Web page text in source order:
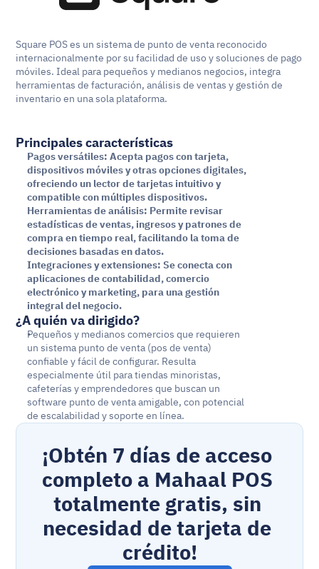
Square POS es un sistema de punto de venta reconocido
internacionalmente por su facilidad de uso y soluciones de pago
móviles. Ideal para pequeños y medianos negocios, integra
herramientas de facturación, análisis de ventas y gestión de
inventario en una sola plataforma.
Principales características
Pagos versátiles: Acepta pagos con tarjeta,
dispositivos móviles y otras opciones digitales,
ofreciendo un lector de tarjetas intuitivo y
compatible con múltiples dispositivos.
Herramientas de análisis: Permite revisar
estadísticas de ventas, ingresos y patrones de
compra en tiempo real, facilitando la toma de
decisiones basadas en datos.
Integraciones y extensiones: Se conecta con
aplicaciones de contabilidad, comercio
electrónico y marketing, para una gestión
integral del negocio.
¿A quién va dirigido?
Pequeños y medianos comercios que requieren
un sistema punto de venta (pos de venta)
confiable y fácil de configurar. Resulta
especialmente útil para tiendas minoristas,
cafeterías y emprendedores que buscan un
software punto de venta amigable, con potencial
de escalabilidad y soporte en línea.
¡Obtén 7 días de acceso
completo a Mahaal POS
totalmente gratis, sin
necesidad de tarjeta de
crédito!